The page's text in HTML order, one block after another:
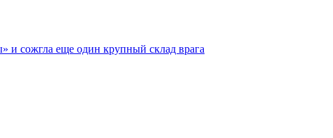
и сожгла еще один крупный склад врага